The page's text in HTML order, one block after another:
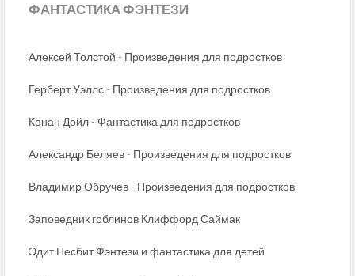
ФАНТАСТИКАФЭНТЕЗИ
Алексей Толстой - Произведения для подростков
Герберт Уэллс - Произведения для подростков
Конан Дойл - Фантастика для подростков
Александр Беляев - Произведения для подростков
Владимир Обручев - Произведения для подростков
Заповедник гоблинов Клиффорд Саймак
Эдит Несбит Фэнтези и фантастика для детей